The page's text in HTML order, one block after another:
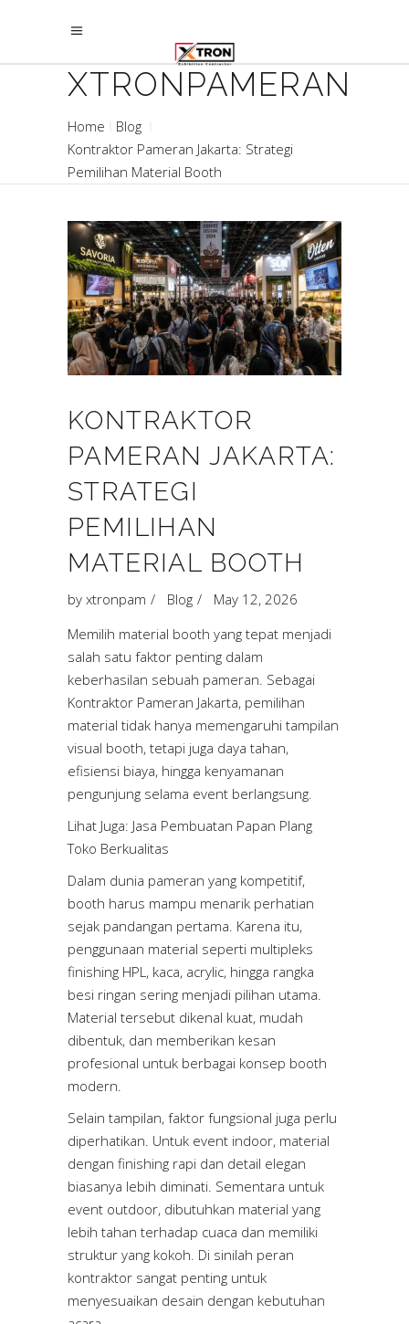
XTRONPAMERAN
Home
Blog
Kontraktor Pameran Jakarta: Strategi
Pemilihan Material Booth
KONTRAKTOR
PAMERAN JAKARTA:
STRATEGI
PEMILIHAN
MATERIAL BOOTH
by xtronpam Blog
May 12, 2026
Memilih material booth yang tepat menjadi
salah satu faktor penting dalam
keberhasilan sebuah pameran. Sebagai
Kontraktor Pameran Jakarta, pemilihan
material tidak hanya memengaruhi tampilan
visual booth, tetapi juga daya tahan,
efisiensi biaya, hingga kenyamanan
pengunjung selama event berlangsung.
Lihat Juga: Jasa Pembuatan Papan Plang
Toko Berkualitas
Dalam dunia pameran yang kompetitif,
booth harus mampu menarik perhatian
sejak pandangan pertama. Karena itu,
penggunaan material seperti multipleks
finishing HPL, kaca, acrylic, hingga rangka
besi ringan sering menjadi pilihan utama.
Material tersebut dikenal kuat, mudah
dibentuk, dan memberikan kesan
profesional untuk berbagai konsep booth
modern.
Selain tampilan, faktor fungsional juga perlu
diperhatikan. Untuk event indoor, material
dengan finishing rapi dan detail elegan
biasanya lebih diminati. Sementara untuk
event outdoor, dibutuhkan material yang
lebih tahan terhadap cuaca dan memiliki
struktur yang kokoh. Di sinilah peran
kontraktor sangat penting untuk
menyesuaikan desain dengan kebutuhan